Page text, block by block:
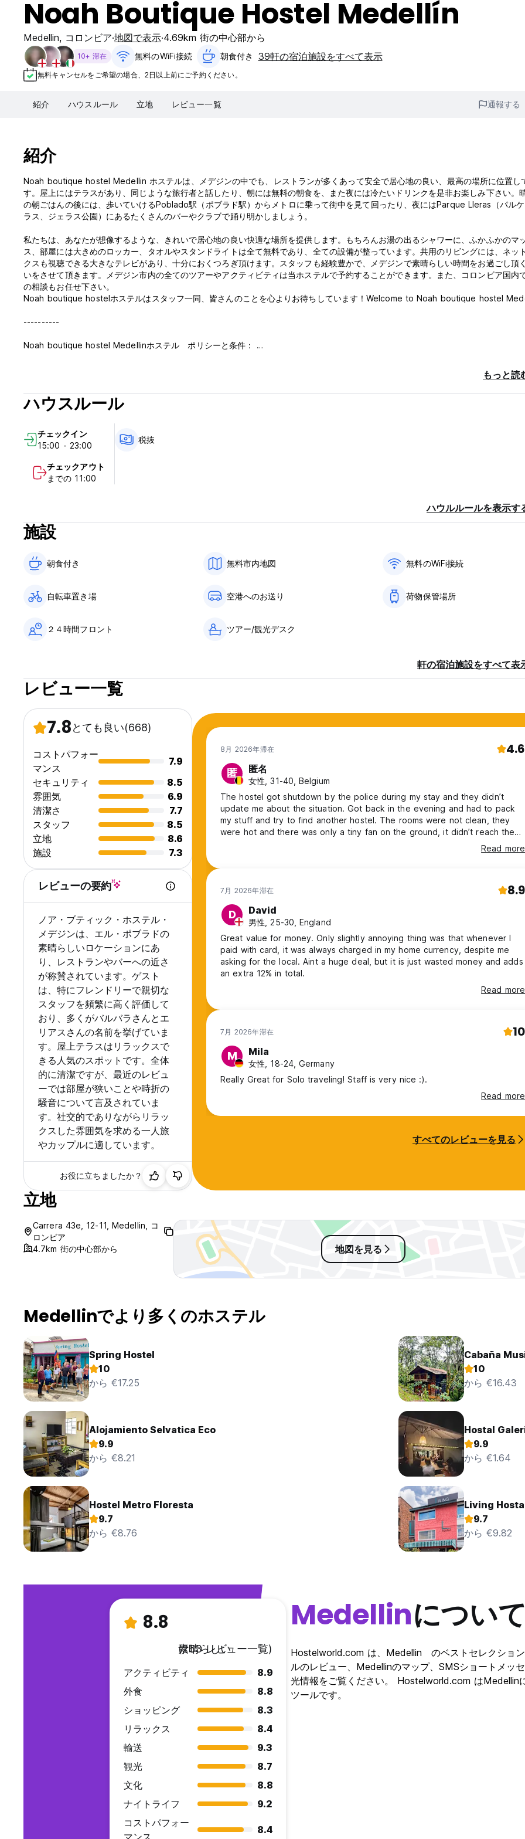
Noah Boutique Hostel Medellín
Medellin, コロンビア 地図で表示 4.69km 街の中心部から
10+ 滞在 無料のWiFi接続 朝食付き‎ 39軒の宿泊施設をすべて表示
無料キャンセルをご希望の場合、2日以上前にご予約ください。
紹介 ハウスルール 立地 レビュー一覧 通報する
紹介
Noah boutique hostel Medellin ホステルは、メデジンの中でも、レストランが多くあって安全で居心地の良い、最高の場所に位置し
す。屋上にはテラスがあり、同じような旅行者と話したり、朝には無料の朝食を、また夜には冷たいドリンクを是非お楽しみ下さい。
の朝ごはんの後には、歩いていけるPoblado駅（ポブラド駅）からメトロに乗って街中を見て回ったり、夜にはParque Lleras（パル
ラス、ジェラス公園）にあるたくさんのバーやクラブで踊り明かしましょう。
私たちは、あなたが想像するような、きれいで居心地の良い快適な場所を提供します。もちろんお湯の出るシャワーに、ふかふかのマ
ス、部屋には大きめのロッカー、タオルやスタンドライトは全て無料であり、全ての設備が整っています。共用のリビングには、ネッ
クスも視聴できる大きなテレビがあり、十分におくつろぎ頂けます。スタッフも経験豊かで、メデジンで素晴らしい時間をお過ごし頂
いをさせて頂きます。メデジン市内の全てのツアーやアクティビティは当ホステルで予約することができます。また、コロンビア国内
の相談もお任せ下さい。
Noah boutique hostelホステルはスタッフ一同、皆さんのことを心よりお待ちしています！Welcome to Noah boutique hostel
----------
Noah boutique hostel Medellinホステル ポリシーと条件：
キャンセルポリシー：到着の24時間前まで
税込み
朝食は含まれます
もっと読
ハウスルール
チェックイン
15:00 - 23:00
チェックアウト
までの 11:00
税抜
ハウルルールを表示す
施設
朝食付き‎ 無料市内地図 無料のWiFi接続
自転車置き場 空港へのお送り 荷物保管場所
２４時間フロント ツアー/観光デスク
軒の宿泊施設をすべて表
レビュー一覧
7.8とても良い(668)
コストパフォー
マンス
7.9
セキュリティ
8.5
雰囲気
6.9
清潔さ
7.7
スタッフ
8.5
立地
8.6
施設
7.3
レビューの要約
ノア・ブティック・ホステル・
メデジンは、エル・ポブラドの
素晴らしいロケーションにあ
り、レストランやバーへの近さ
が称賛されています。ゲスト
は、特にフレンドリーで親切な
スタッフを頻繁に高く評価して
おり、多くがバルバラさんとエ
リアスさんの名前を挙げていま
す。屋上テラスはリラックスで
きる人気のスポットです。全体
的に清潔ですが、最近のレビュ
ーでは部屋が狭いことや時折の
騒音について言及されていま
す。社交的でありながらリラッ
クスした雰囲気を求める一人旅
やカップルに適しています。
お役に立ちましたか？
8月 2026年滞在 4.6
匿 匿名
女性, 31-40, Belgium
The hostel got shutdown by the police during my stay and they didn’t
update me about the situation. Got back in the evening and had to pack
my stuff and try to find another hostel. The rooms were not clean, they
were hot and there was only a tiny fan on the ground, it didn’t reach the
top beds. They opened the windows instead so now I’m covered in
mosquito bites. They tried to refund me only part of the remaining night
Read more
7月 2026年滞在 8.9
D David
男性, 25-30, England
Great value for money. Only slightly annoying thing was that whenever I
paid with card, it was always charged in my home currency, despite me
asking for the local. Aint a huge deal, but it is just wasted money and adds
an extra 12% in total.
Read more
7月 2026年滞在 10
M Mila
女性, 18-24, Germany
Really Great for Solo traveling! Staff is very nice :).
Read more
すべてのレビューを見る
立地
Carrera 43e, 12-11, Medellin, コ
ロンビア
4.7km 街の中心部から
地図を見る
Medellinでより多くのホステル
Spring Hostel
10
から €17.25
Cabaña
10
から €16.43
Alojamiento Selvatica Eco
9.9
から €8.21
Hostal
9.9
から €1.64
Hostel Metro Floresta
9.7
から €8.76
Living
9.7
から €9.82
8.8
素晴らしい
(263 レビュー一覧)
アクティビティ
8.9
外食
8.8
ショッピング
8.3
リラックス
8.4
輸送
9.3
観光
8.7
文化
8.8
ナイトライフ
9.2
コストパフォー
8.4
Medellinについ
Hostelworld.com は、Medellin のベストセレクショ
ルのレビュー、Medellinのマップ、SMSショートメッ
光情報をご覧ください。 Hostelworld.com はMedellin
ツールです。